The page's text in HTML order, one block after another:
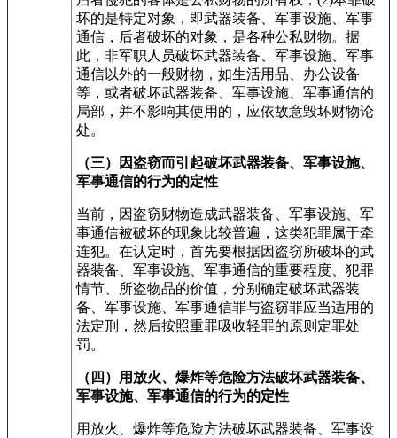
坏的是特定对象，即武器装备、军事设施、军事
通信，后者破坏的对象，是各种公私财物。据
此，非军职人员破坏武器装备、军事设施、军事
通信以外的一般财物，如生活用品、办公设备
等，或者破坏武器装备、军事设施、军事通信的
局部，并不影响其使用的，应依故意毁坏财物论
处。
（三）因盗窃而引起破坏武器装备、军事设施、
军事通信的行为的定性
当前，因盗窃财物造成武器装备、军事设施、军
事通信被破坏的现象比较普遍，这类犯罪属于牵
连犯。在认定时，首先要根据因盗窃所破坏的武
器装备、军事设施、军事通信的重要程度、犯罪
情节、所盗物品的价值，分别确定破坏武器装
备、军事设施、军事通信罪与盗窃罪应当适用的
法定刑，然后按照重罪吸收轻罪的原则定罪处
罚。
（四）用放火、爆炸等危险方法破坏武器装备、
军事设施、军事通信的行为的定性
用放火、爆炸等危险方法破坏武器装备、军事设